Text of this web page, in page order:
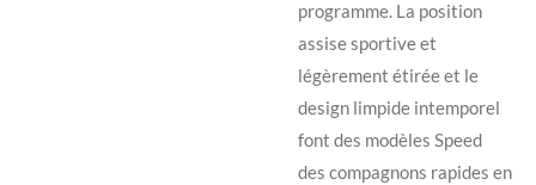
programme. La position
assise sportive et
légèrement étirée et le
design limpide intemporel
font des modèles Speed
des compagnons rapides en